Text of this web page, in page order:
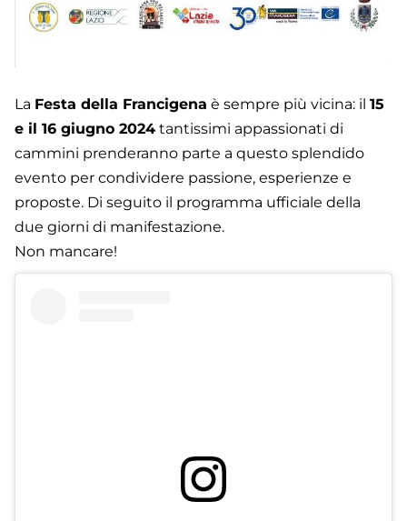
La Festa della Francigena è sempre più vicina: il 15
e il 16 giugno 2024 tantissimi appassionati di
cammini prenderanno parte a questo splendido
evento per condividere passione, esperienze e
proposte. Di seguito il programma ufficiale della
due giorni di manifestazione.
Non mancare!